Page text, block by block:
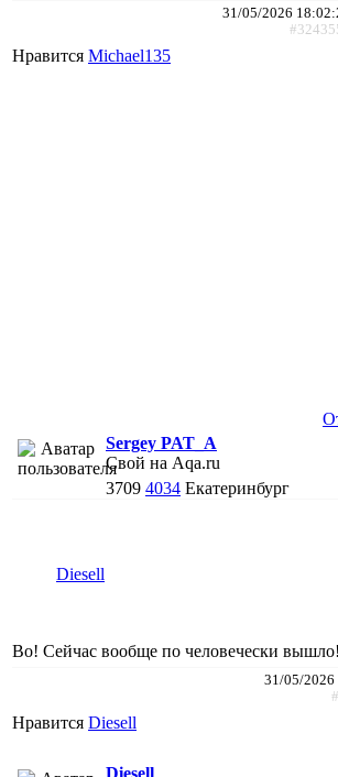
31/05/2026
Нравится Michael135
Sergey PAT_A
Свой на Aqa.ru
3709 4034 Екатеринбург
Diesell
Во! Сейчас вообще по человечески
31/05/2026
Нравится Diesell
Diesell